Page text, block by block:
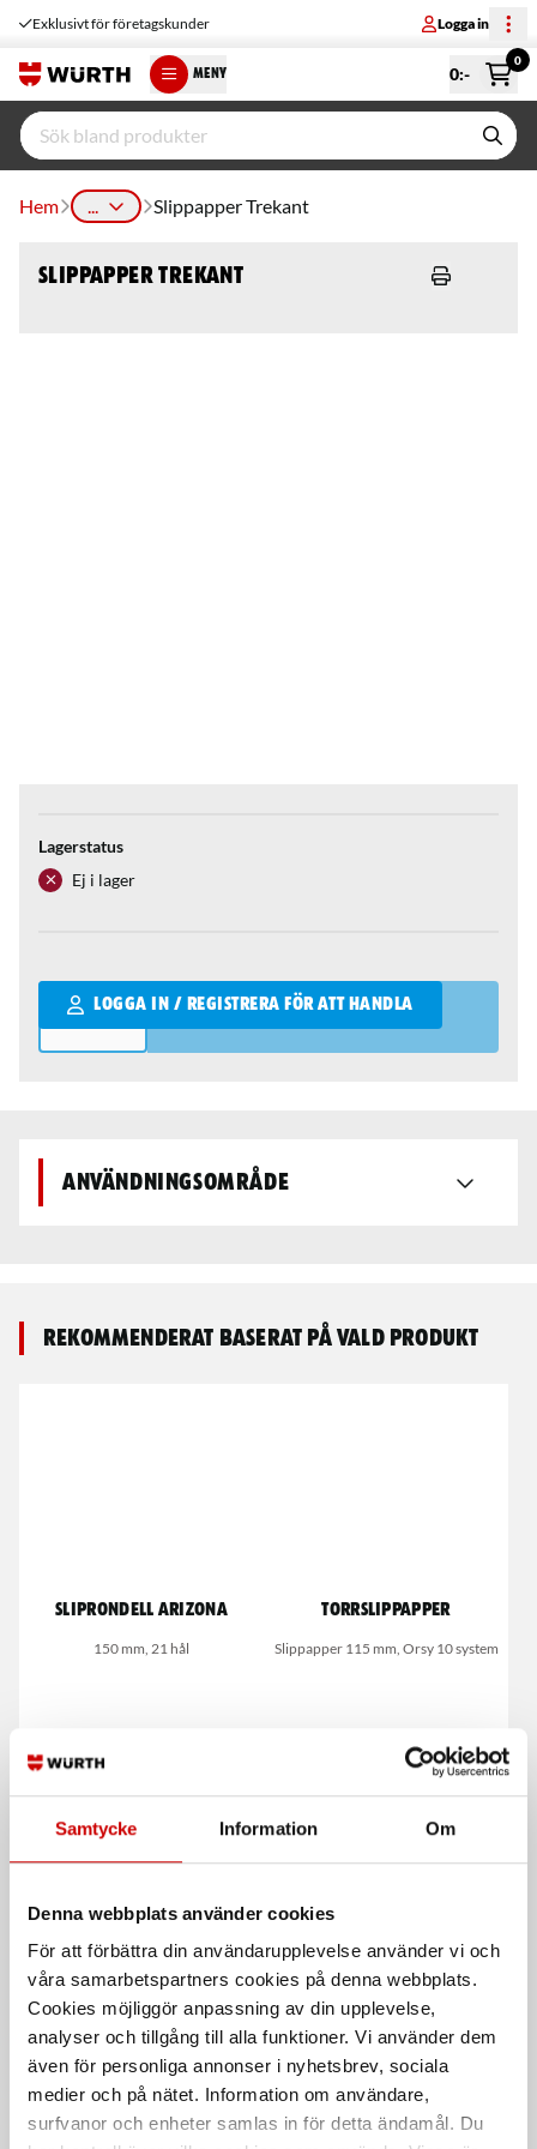
Samtycke Information Om
Denna webbplats använder cookies
För att förbättra din användarupplevelse använder vi och
våra samarbetspartners cookies på denna webbplats.
Cookies möjliggör anpassning av din upplevelse,
analyser och tillgång till alla funktioner. Vi använder dem
även för personliga annonser i nyhetsbrev, sociala
medier och på nätet. Information om användare,
surfvanor och enheter samlas in för detta ändamål. Du
Exklusivt för företagskunder Logga in
MENY 0:-
0
Hem ... Slippapper Trekant
Slippapper Trekant
Lagerstatus
Ej i lager
LOGGA IN / REGISTRERA FÖR ATT HANDLA
Qantity
Användningsområde
Rekommenderat baserat på vald produkt
Sliprondell Arizona
150 mm, 21 hål
Torrslippapper
Slippapper 115 mm, Orsy 10 system
Maskeringstejp, 3434
3M 3434, av kräppat papper
Våtslippapper Silicium-
De som köpte, köpte även
Kampanj